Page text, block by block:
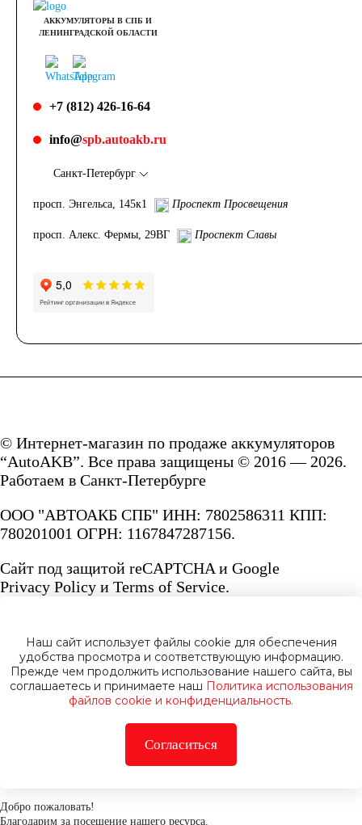
АККУМУЛЯТОРЫ В СПБ И
ЛЕНИНГРАДСКОЙ ОБЛАСТИ
+7 (812) 426-16-64
info@spb.autoakb.ru
Санкт-Петербург
просп. Энгельса, 145к1 Проспект Просвещения
просп. Алекс. Фермы, 29ВГ Проспект Славы
© Интернет-магазин по продаже аккумуляторов
“AutoAKB”. Все права защищены © 2016 — 2026.
Работаем в Санкт-Петербурге
ООО "АВТОАКБ СПБ" ИНН: 7802586311 КПП:
780201001 ОГРН: 1167847287156.
Сайт под защитой reCAPTCHA и Google
Privacy Policy и Terms of Service.
Политика конфиденциальности
Добро пожаловать!
Благодарим за посещение нашего ресурса.
Наш сайт использует файлы cookie для обеспечения
удобства просмотра и соответствующую информацию.
Прежде чем продолжить использование нашего сайта, вы
соглашаетесь и принимаете наш Политика использования
файлов cookie и конфиденциальность.
Согласиться